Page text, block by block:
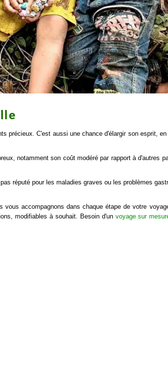
précieux. C'est aussi une chance d'élargir son esprit,
notamment son coût modéré par rapport à d'autres
réputé pour les maladies graves ou les problèmes
accompagnons dans chaque étape de votre
modifiables à souhait. Besoin d'un voyage sur